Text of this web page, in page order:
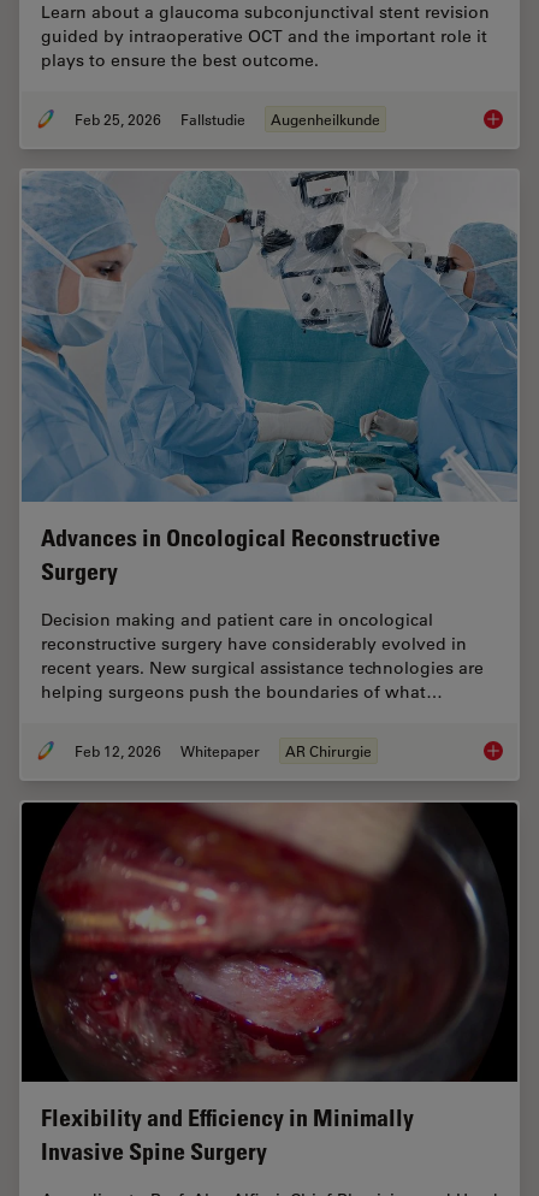
Learn about a glaucoma subconjunctival stent revision
guided by intraoperative OCT and the important role it
plays to ensure the best outcome.
Feb 25, 2026 Fallstudie Augenheilkunde
Advances in Oncological Reconstructive
Surgery
Decision making and patient care in oncological
reconstructive surgery have considerably evolved in
recent years. New surgical assistance technologies are
helping surgeons push the boundaries of what…
Feb 12, 2026 Whitepaper AR Chirurgie
Flexibility and Efficiency in Minimally
Invasive Spine Surgery